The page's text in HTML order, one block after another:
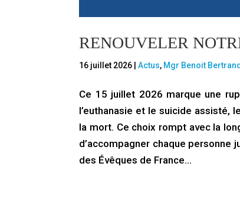
RENOUVELER
16 juillet 2026 |Actus, Mgr Benoit Bertrand
Ce 15 juillet 2026 marque une
l’euthanasie et le suicide assisté,
la mort. Ce choix rompt avec la
d’accompagner chaque personne
des Évêques de France…